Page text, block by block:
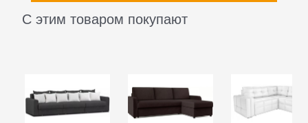
С этим товаром покупают